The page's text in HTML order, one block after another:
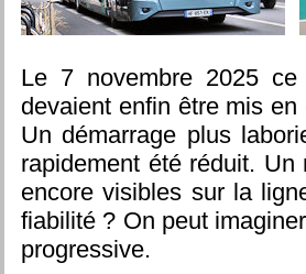
Le 7 novembre 2025
devaient enfin être mis
Un démarrage plus
rapidement été réduit.
encore visibles sur la
fiabilité ? On peut
progressive.